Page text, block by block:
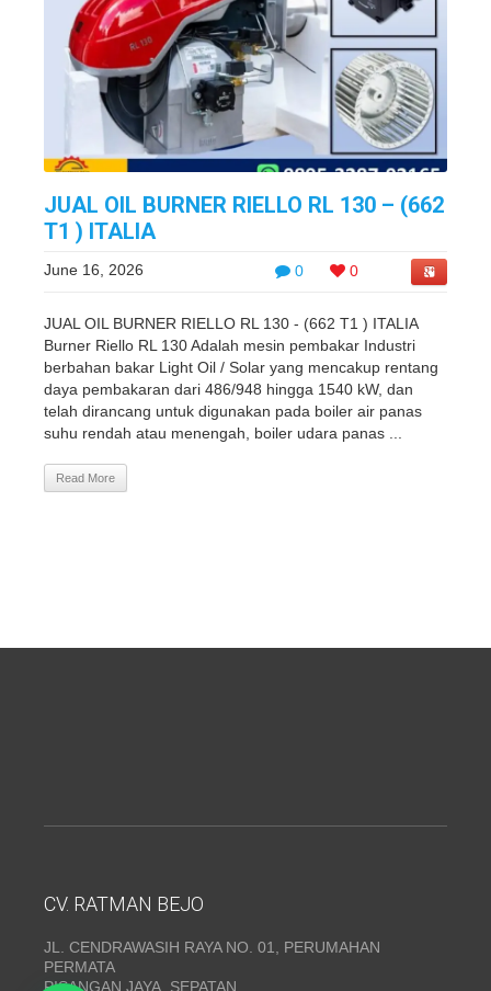
JUAL OIL BURNER RIELLO RL 130 – (662
T1 ) ITALIA
0 0
June 16, 2026
JUAL OIL BURNER RIELLO RL 130 - (662 T1 ) ITALIA
Burner Riello RL 130 Adalah mesin pembakar Industri
berbahan bakar Light Oil / Solar yang mencakup rentang
daya pembakaran dari 486/948 hingga 1540 kW, dan
telah dirancang untuk digunakan pada boiler air panas
suhu rendah atau menengah, boiler udara panas ...
Read More
CV. RATMAN BEJO
JL. CENDRAWASIH RAYA NO. 01, PERUMAHAN
PERMATA
PISANGAN JAYA, SEPATAN